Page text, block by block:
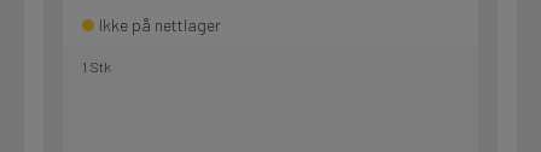
Ikke på nettlager
1 Stk